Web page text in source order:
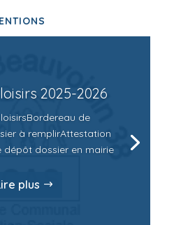
2025-2026
de
à remplirAttestation
dépôt dossier en mairie
plus